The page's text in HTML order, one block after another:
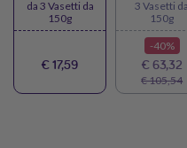
da 3 Vasetti da
150g
€ 17,59
3 Vasetti da
150g
-40%
€ 63,32
€ 105,54